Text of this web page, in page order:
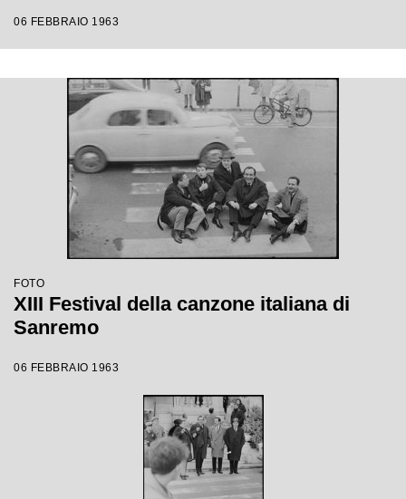
06 FEBBRAIO 1963
FOTO
XIII Festival della canzone italiana di
Sanremo
06 FEBBRAIO 1963